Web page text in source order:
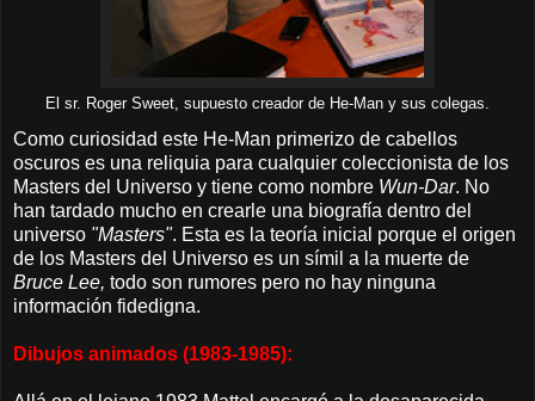
El sr. Roger Sweet, supuesto creador de He-Man y sus colegas.
Como curiosidad este He-Man primerizo de cabellos
oscuros es una reliquia para cualquier coleccionista de los
Masters del Universo y tiene como nombre Wun-Dar. No
han tardado mucho en crearle una biografía dentro del
universo "Masters". Esta es la teoría inicial porque el origen
de los Masters del Universo es un símil a la muerte de
Bruce Lee, todo son rumores pero no hay ninguna
información fidedigna.
Dibujos animados (1983-1985):